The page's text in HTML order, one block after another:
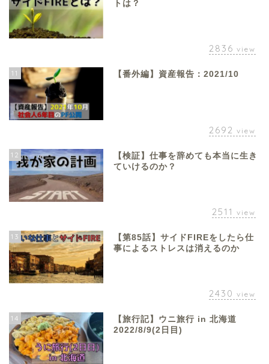
トは？
2836 view
11 【番外編】資産報告：2021/10
2692 view
12
【検証】仕事を辞めても本当に生き
ていけるのか？
2511 view
13
【第85話】サイドFIREをしたら仕
事によるストレスは消えるのか
2430 view
14
【旅行記】ウニ旅行 in 北海道
2022/8/9(2日目)